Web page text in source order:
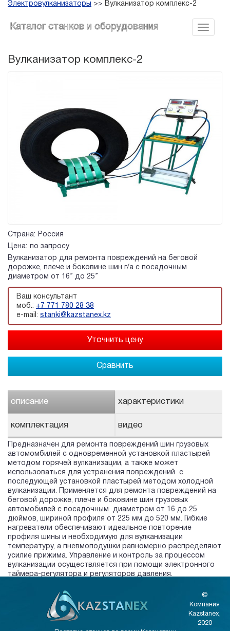
Электровулканизаторы
>> Вулканизатор комплекс-2
Каталог станков и оборудования
Вулканизатор комплекс-2
Страна:
Россия
Цена:
по запросу
Вулканизатор для ремонта повреждений на беговой
дорожке, плече и боковине шин г/а с посадочным
диаметром от 16” до 25”
Ваш консультант
моб.: +7 771 780 28 38
e-mail: stanki@kazstanex.kz
Сравнить
описание характеристики
комплектация видео
Предназначен для ремонта повреждений шин грузовых
автомомбилей с одновременной установкой пластырей
методом горячей вулканизации, а также может
использоваться для устранения повреждений с
последующей установкой пластырей методом холодной
вулканизации. Применяется для ремонта повреждений на
беговой дорожке, плече и боковине шин грузовых
автомобилей с посадочным диаметром от 16 до 25
дюймов, шириной профиля от 225 мм до 520 мм. Гибкие
нагреватели обеспечивают идеальное повторение
профиля шины и необходимую для вулканизации
температуру, а пневмоподушки равномерно распределяют
усилие прижима. Управление и контроль за процессом
вулканизации осуществляется при помощи электронного
таймера-регулятора и регуляторов давления.
©
Компания
Kazstanex,
2020